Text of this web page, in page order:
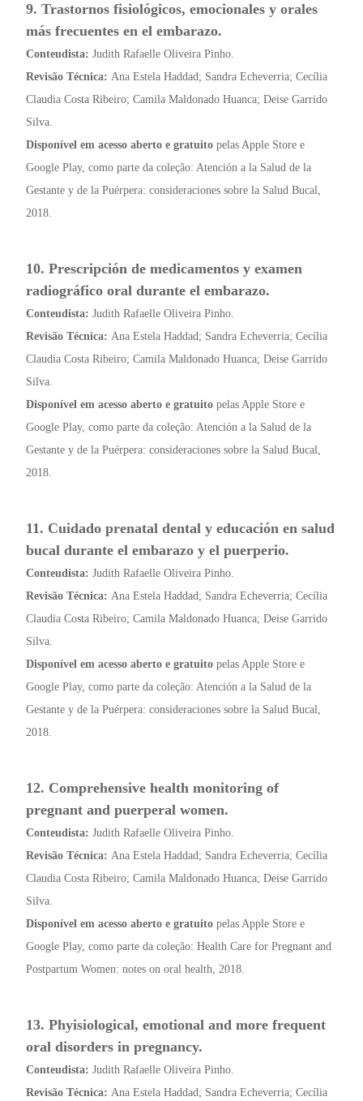
9. Trastornos fisiológicos, emocionales y orales
más frecuentes en el embarazo.
Conteudista: Judith Rafaelle Oliveira Pinho.
Revisão Técnica: Ana Estela Haddad; Sandra Echeverria; Cecília
Claudia Costa Ribeiro; Camila Maldonado Huanca; Deise Garrido
Silva.
Disponível em acesso aberto e gratuito pelas Apple Store e
Google Play, como parte da coleção: Atención a la Salud de la
Gestante y de la Puérpera: consideraciones sobre la Salud Bucal,
2018.
10. Prescripción de medicamentos y examen
radiográfico oral durante el embarazo.
Conteudista: Judith Rafaelle Oliveira Pinho.
Revisão Técnica: Ana Estela Haddad; Sandra Echeverria; Cecília
Claudia Costa Ribeiro; Camila Maldonado Huanca; Deise Garrido
Silva.
Disponível em acesso aberto e gratuito pelas Apple Store e
Google Play, como parte da coleção: Atención a la Salud de la
Gestante y de la Puérpera: consideraciones sobre la Salud Bucal,
2018.
11. Cuidado prenatal dental y educación en salud
bucal durante el embarazo y el puerperio.
Conteudista: Judith Rafaelle Oliveira Pinho.
Revisão Técnica: Ana Estela Haddad; Sandra Echeverria; Cecília
Claudia Costa Ribeiro; Camila Maldonado Huanca; Deise Garrido
Silva.
Disponível em acesso aberto e gratuito pelas Apple Store e
Google Play, como parte da coleção: Atención a la Salud de la
Gestante y de la Puérpera: consideraciones sobre la Salud Bucal,
2018.
12. Comprehensive health monitoring of
pregnant and puerperal women.
Conteudista: Judith Rafaelle Oliveira Pinho.
Revisão Técnica: Ana Estela Haddad; Sandra Echeverria; Cecília
Claudia Costa Ribeiro; Camila Maldonado Huanca; Deise Garrido
Silva.
Disponível em acesso aberto e gratuito pelas Apple Store e
Google Play, como parte da coleção: Health Care for Pregnant and
Postpartum Women: notes on oral health, 2018.
13. Phyisiological, emotional and more frequent
oral disorders in pregnancy.
Conteudista: Judith Rafaelle Oliveira Pinho.
Revisão Técnica: Ana Estela Haddad; Sandra Echeverria; Cecília